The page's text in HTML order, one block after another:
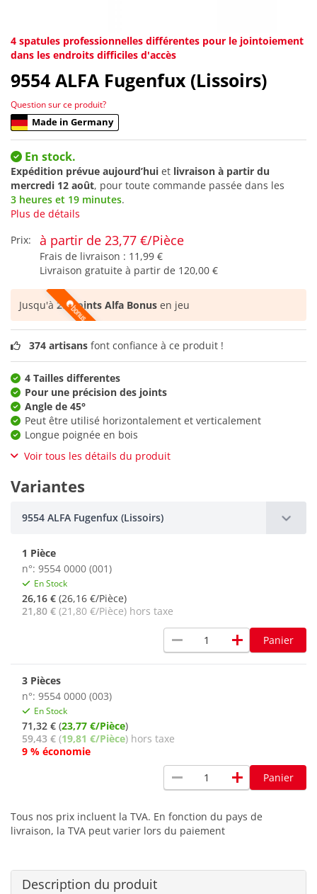
4 spatules professionnelles différentes pour le jointoiement
dans les endroits difficiles d'accès
9554 ALFA Fugenfux (Lissoirs)
Question sur ce produit?
Made in Germany
En stock.
Expédition prévue aujourd’hui et livraison à partir du
mercredi 12 août, pour toute commande passée dans les
3 heures et 19 minutes.
Plus de détails
Prix:
à partir de 23,77 €/Pièce
Frais de livraison : 11,99 €
Livraison gratuite à partir de 120,00 €
Jusqu'à29 points Alfa Bonus en jeu
374 artisans font confiance à ce produit !
4 Tailles differentes
Pour une précision des joints
Angle de 45°
Peut être utilisé horizontalement et verticalement
Longue poignée en bois
Voir tous les détails du produit
Variantes
9554 ALFA Fugenfux (Lissoirs)
1 Pièce
n°: 9554 0000 (001)
En Stock
26,16 € (26,16 €/Pièce)
21,80 € (21,80 €/Pièce) hors taxe
remove add Panier
3 Pièces
n°: 9554 0000 (003)
En Stock
71,32 € (23,77 €/Pièce)
59,43 € (19,81 €/Pièce) hors taxe
9 % économie
remove add Panier
Tous nos prix incluent la TVA. En fonction du pays de
livraison, la TVA peut varier lors du paiement
Description du produit